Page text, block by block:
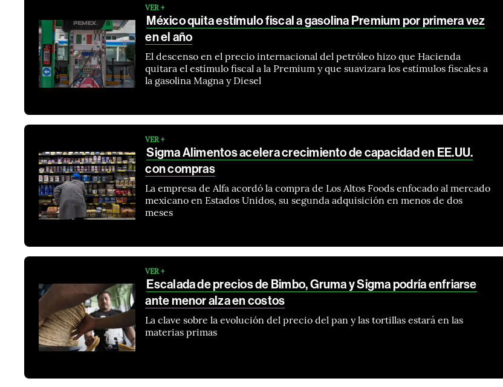
VER +
México quita estímulo fiscal a gasolina Premium por primera vez
en el año
El descenso en el precio internacional del petróleo hizo que Hacienda
quitara el estímulo fiscal a la Premium y que suavizara los estímulos fiscales a
la gasolina Magna y Diesel
VER +
Sigma Alimentos acelera crecimiento de capacidad en EE.UU.
con compras
La empresa de Alfa acordó la compra de Los Altos Foods enfocado al mercado
mexicano en Estados Unidos, su segunda adquisición en menos de dos
meses
VER +
Escalada de precios de Bimbo, Gruma y Sigma podría enfriarse
ante menor alza en costos
La clave sobre la evolución del precio del pan y las tortillas estará en las
materias primas